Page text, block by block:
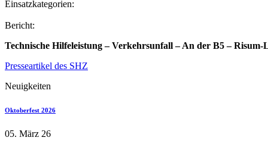
Einsatzkategorien:
Bericht:
Technische Hilfeleistung – Verkehrsunfall – An der B5 –
Presseartikel des SHZ
Neuigkeiten
Oktoberfest 2026
05. März 26